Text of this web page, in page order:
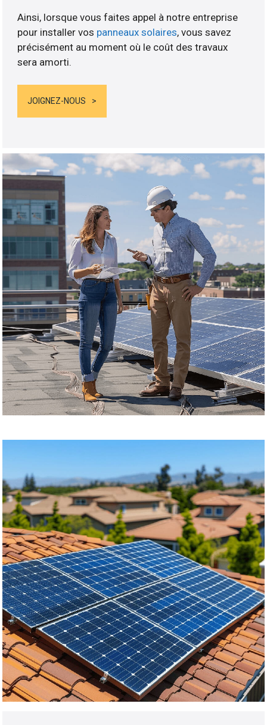
Ainsi, lorsque vous faites appel à notre entreprise
pour installer vos panneaux solaires, vous savez
précisément au moment où le coût des travaux
sera amorti.
JOIGNEZ-NOUS